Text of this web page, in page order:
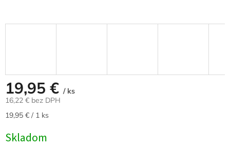
19,95 € / ks
16,22 € bez DPH
Jednotková
19,95 € / 1 ks
Skladom